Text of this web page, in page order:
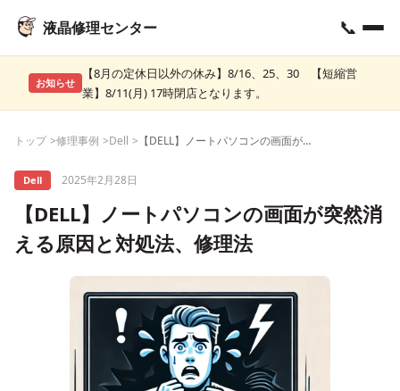
液晶修理センター 📞
お知らせ
【8月の定休日以外の休み】8/16、25、30 【短縮営
業】8/11(月) 17時閉店となります。
トップ 修理事例 Dell 【DELL】ノートパソコンの画面が突然消える原因と対処法、修理法
Dell 2025年2月28日
【DELL】ノートパソコンの画面が突然消
える原因と対処法、修理法